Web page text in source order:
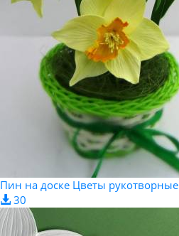
Пин на доске Цветы рукотворные
30